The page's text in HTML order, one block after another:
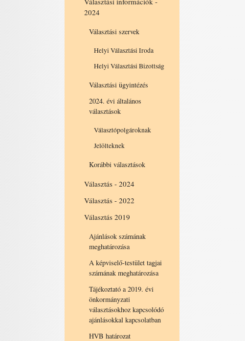
2024
Választási szervek
Helyi Választási Iroda
Helyi Választási Bizottság
Választási ügyintézés
2024. évi általános
választások
Választópolgároknak
Jelölteknek
Korábbi választások
Választás - 2024
Választás - 2022
Választás 2019
Ajánlások számának
meghatározása
A képviselő-testület tagjai
számának meghatározása
Tájékoztató a 2019. évi
önkormányzati
választásokhoz kapcsolódó
ajánlásokkal kapcsolatban
HVB határozat